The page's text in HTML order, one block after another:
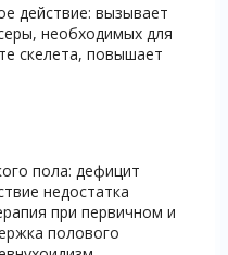
действие: вызывает
необходимых для
скелета, повышает
пола: дефицит
недостатка
при первичном и
полового